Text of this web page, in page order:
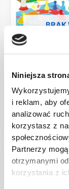
Niniejsza
i reklam, aby
analizować
korzystasz z
Partnerzy
otrzymanymi
korzystania z
BRAK
ALEXANDER Nie
Junior Mini gra
3+
25,00zł